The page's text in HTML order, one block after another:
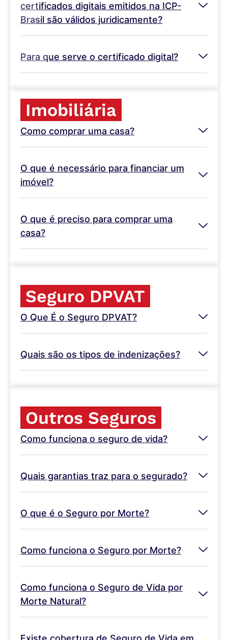
certificados digitais emitidos na ICP-
Brasil são válidos juridicamente?
Para que serve o certificado digital?
Imobiliária
Como comprar uma casa?
O que é necessário para financiar um
imóvel?
O que é preciso para comprar uma
casa?
Seguro DPVAT
O Que É o Seguro DPVAT?
Quais são os tipos de indenizações?
Outros Seguros
Como funciona o seguro de vida?
Quais garantias traz para o segurado?
O que é o Seguro por Morte?
Como funciona o Seguro por Morte?
Como funciona o Seguro de Vida por
Morte Natural?